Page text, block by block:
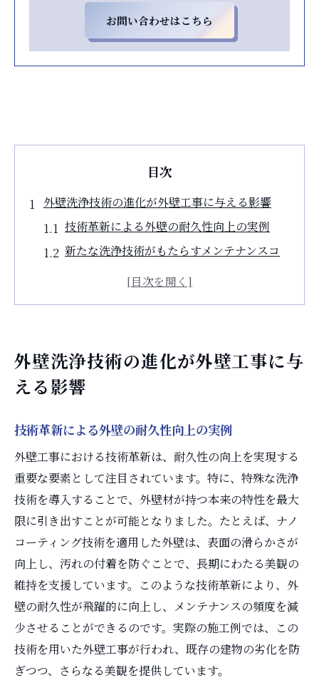
お問い合わせはこちら
目次
外壁洗浄技術の進化が外壁工事に与える影響
技術革新による外壁の耐久性向上の実例
新たな洗浄技術がもたらすメンテナンスコ
洗浄技術の進化が外壁材に与える影響
環境負荷を軽減する外壁洗浄技術の最新動
持続可能な外壁工事を支える最新洗浄技術の詳
細
エコフレンドリーな洗浄剤の選択肢
持続可能な建築のための洗浄技術とは
環境に優しい外壁洗浄技術の実用化事例
外壁工事のサステナビリティを高める新技
術
最新の洗浄技術が建築物の寿命を延ばす理
由
持続可能性を考慮した洗浄プロセスの重要
性
外壁洗浄技術の進化が外壁工事に与
える影響
技術革新による外壁の耐久性向上の実例
外壁工事における技術革新は、耐久性の向上を実現する
重要な要素として注目されています。特に、特殊な洗浄
技術を導入することで、外壁材が持つ本来の特性を最大
限に引き出すことが可能となりました。たとえば、ナノ
コーティング技術を適用した外壁は、表面の滑らかさが
向上し、汚れの付着を防ぐことで、長期にわたる美観の
維持を支援しています。このような技術革新により、外
壁の耐久性が飛躍的に向上し、メンテナンスの頻度を減
少させることができるのです。実際の施工例では、この
技術を用いた外壁工事が行われ、既存の建物の劣化を防
ぎつつ、さらなる美観を提供しています。